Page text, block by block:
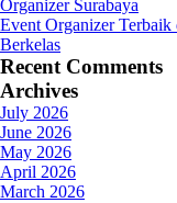
Organizer Surabaya
Event Organizer Terbaik
Berkelas
Recent Comments
Archives
July 2026
June 2026
May 2026
April 2026
March 2026